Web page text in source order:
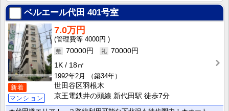
ベルエール代田 401号室
新着
マンション
7.0万円
4000円
70000円
70000円
1K
18㎡
1992年2月
（築34年）
世田谷区羽根木
京王電鉄井の頭線 新代田駅 徒歩7分